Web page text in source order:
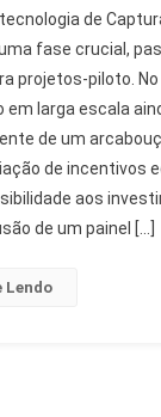
De
Carbono
No
Brasil:
Regulação
E
Mercado
Essenciais
de
fase crucial,
projetos-piloto.
larga escala
de um
de incentivos
aos
de um painel […]
Lendo